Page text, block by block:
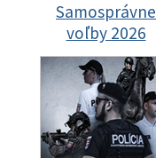
Samosprávne
voľby 2026